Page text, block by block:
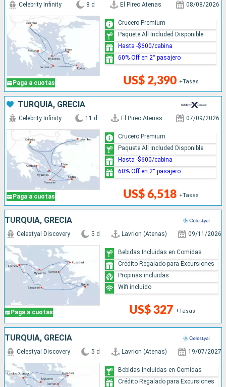
Paga a cuotas
Celebrity Infinity 8 d El Pireo Atenas 08/08/2026
US$ 2,390 +Tasas
Crucero Premium
Paquete All Included Disponible
Hasta -$600/cabina
60% Off en 2° pasajero
TURQUÍA, GRECIA
Paga a cuotas
Celebrity Infinity 11 d El Pireo Atenas 07/09/2026
US$ 6,518 +Tasas
Crucero Premium
Paquete All Included Disponible
Hasta -$600/cabina
60% Off en 2° pasajero
TURQUÍA, GRECIA
Paga a cuotas
Celestyal Discovery 5 d Lavrion (Atenas) 09/11/2026
US$ 327 +Tasas
Bebidas Incluidas en Comidas
Crédito Regalado para Excursiones
Propinas incluidas
Wifi incluido
TURQUÍA, GRECIA
Celestyal Discovery 5 d Lavrion (Atenas) 19/07/2027
Bebidas Incluidas en Comidas
Crédito Regalado para Excursiones